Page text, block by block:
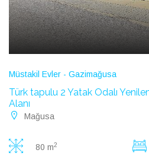
Müstakil Evler - Gazimağusa
Türk tapulu 2 Yatak Odalı
Alanı
Mağusa
80 m2